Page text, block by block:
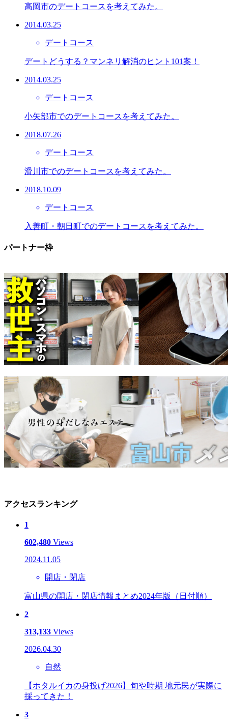
高岡市のデートコースを考えてみた。
2014.03.25
デートコース
デートどうする？マンネリ解消のヒント101案！
2014.03.25
デートコース
小矢部市でのデートコースを考えてみた。
2018.07.26
デートコース
滑川市でのデートコースを考えてみた。
2018.10.09
デートコース
入善町・朝日町でのデートコースを考えてみた。
パートナー枠
アクセスランキング
1
602,480 Views
2024.11.05
開店・閉店
富山県の開店・閉店情報まとめ2024年版（日付順）
2
313,133 Views
2026.04.30
自然
【ホタルイカの身投げ2026】旬や時期 地元民が実際に
採ってきた！
3